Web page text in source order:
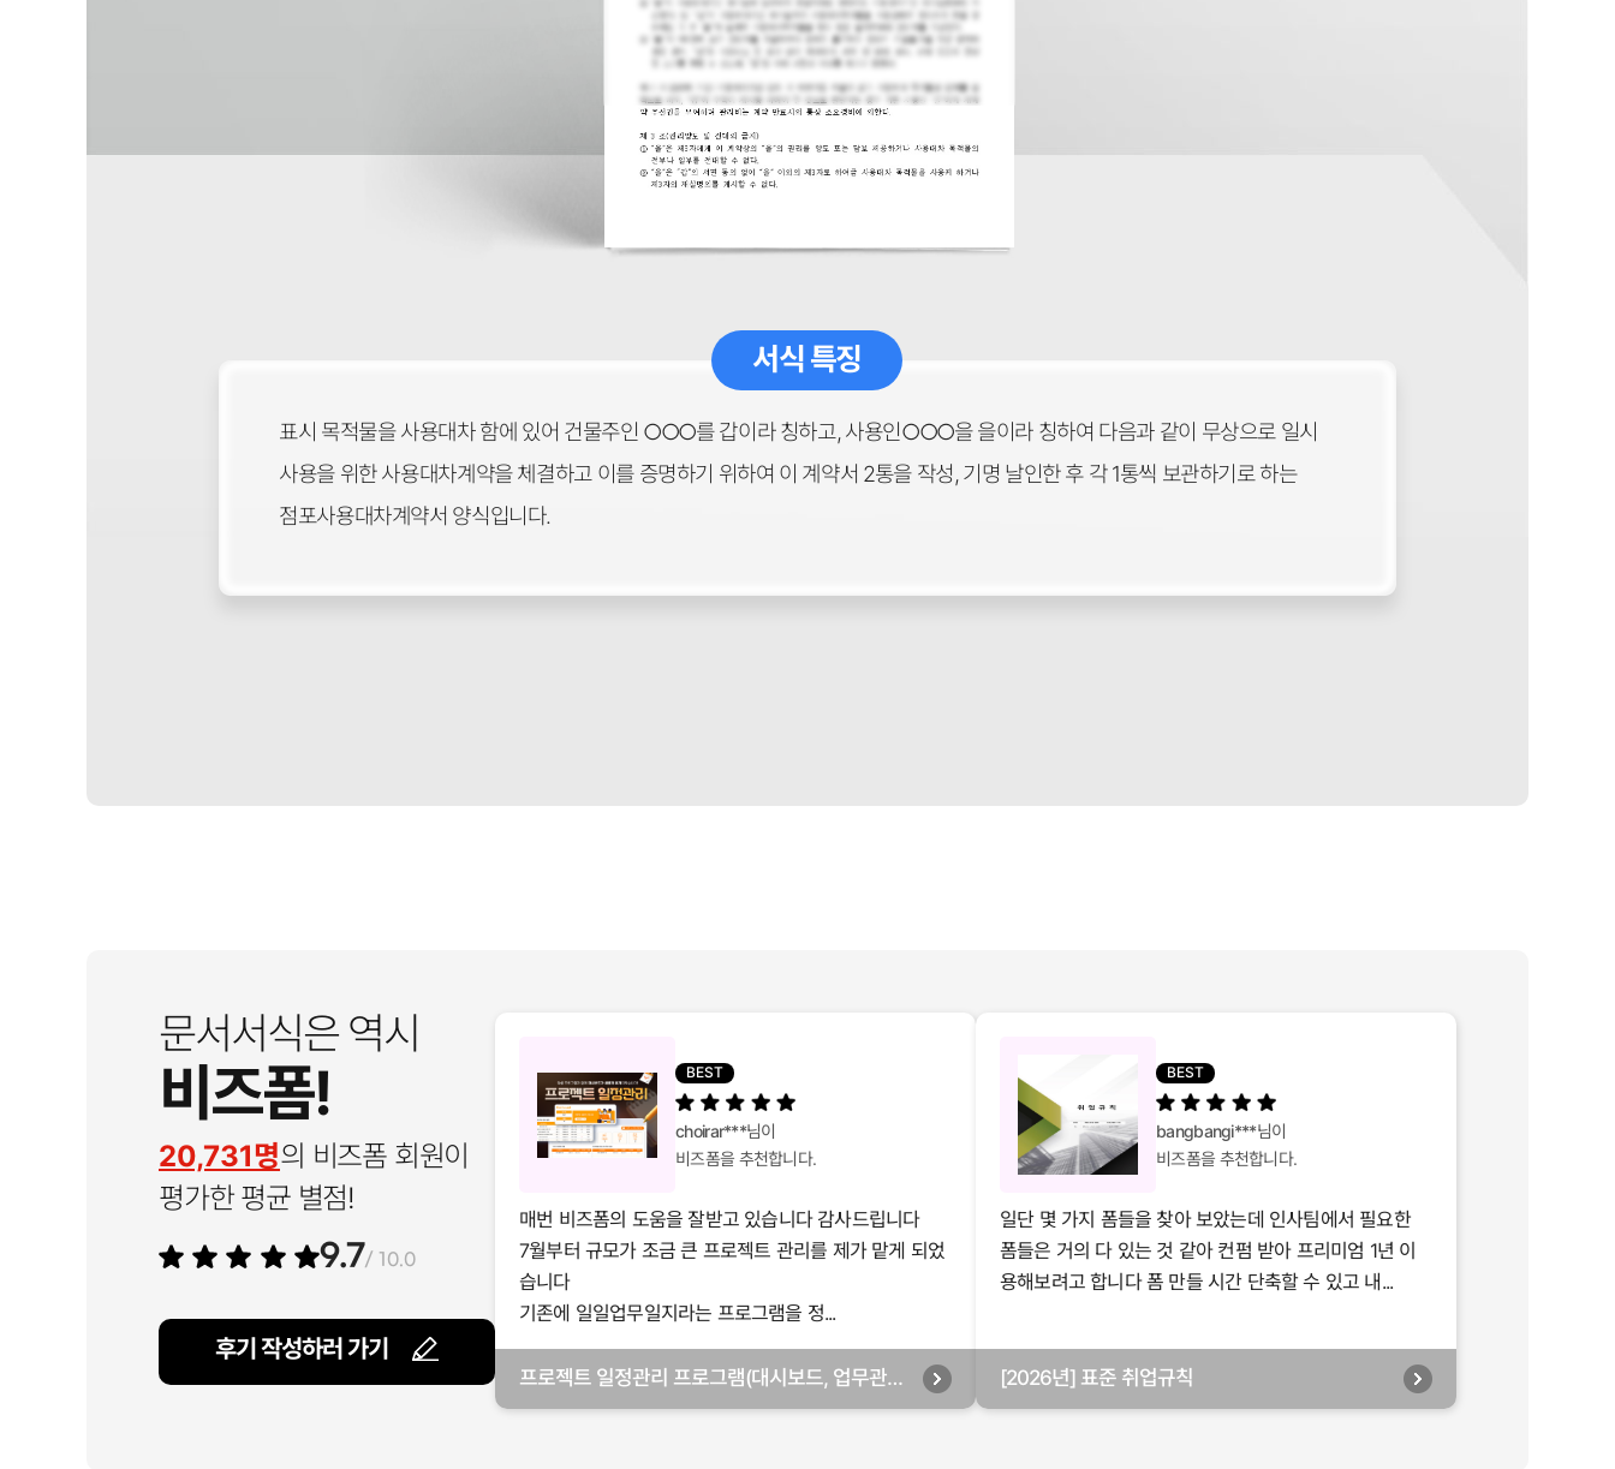
서식 특징
표시 목적물을 사용대차 함에 있어 건물주인 ○○○를 갑이라 칭하고, 사용인○○○을 을이라 칭하여 다음과 같이 무상으로 일시
사용을 위한 사용대차계약을 체결하고 이를 증명하기 위하여 이 계약서 2통을 작성, 기명 날인한 후 각 1통씩 보관하기로 하는
점포사용대차계약서 양식입니다.
문서서식은 역시
비즈폼!
20,731명의 비즈폼 회원이
평가한 평균 별점!
9.7/ 10.0
후기 작성하러 가기
BEST
choirar***님이
비즈폼을 추천합니다.
매번 비즈폼의 도움을 잘받고 있습니다 감사드립니다
7월부터 규모가 조금 큰 프로젝트 관리를 제가 맡게 되었
습니다
기존에 일일업무일지라는 프로그램을 정...
프로젝트 일정관리 프로그램(대시보드, 업무관리,
BEST
bangbangi***님이
비즈폼을 추천합니다.
일단 몇 가지 폼들을 찾아 보았는데 인사팀에서 필요한
폼들은 거의 다 있는 것 같아 컨펌 받아 프리미엄 1년 이
용해보려고 합니다 폼 만들 시간 단축할 수 있고 내...
[2026년] 표준 취업규칙